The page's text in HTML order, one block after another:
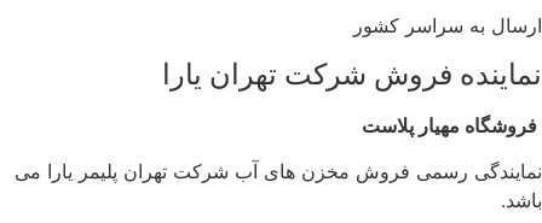
ارسال به سراسر کشور
نماینده فروش شرکت تهران یارا
فروشگاه مهیار پلاست
نمایندگی رسمی فروش مخزن های آب شرکت تهران پلیمر یارا می
باشد.